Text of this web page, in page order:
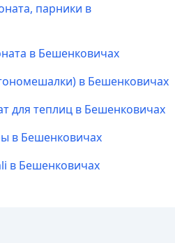
парники в
в Бешенковичах
в Бешенковичах
для теплиц в Бешенковичах
в Бешенковичах
в Бешенковичах